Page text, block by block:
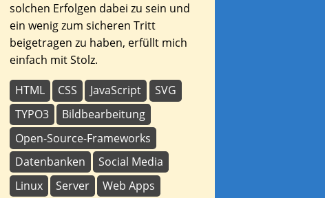
solchen Erfolgen dabei zu sein und
ein wenig zum sicheren Tritt
beigetragen zu haben, erfüllt mich
einfach mit Stolz.
HTML CSS JavaScript
SVG
TYPO3
Bildbearbeitung
Open-Source-Frameworks
Datenbanken
Social Media
Linux
Server Web Apps